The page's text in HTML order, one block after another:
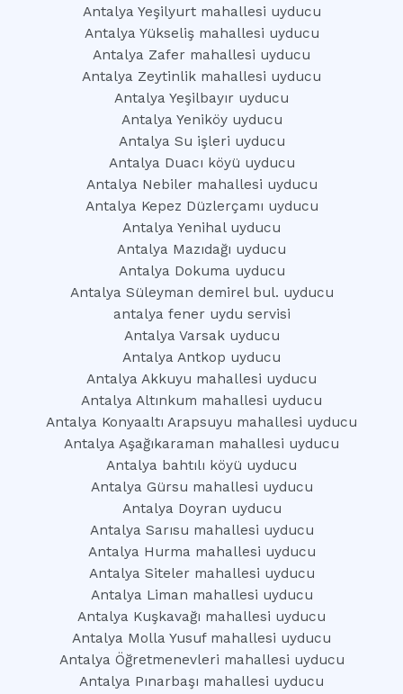
Antalya Yeşilyurt mahallesi uyducu
Antalya Yükseliş mahallesi uyducu
Antalya Zafer mahallesi uyducu
Antalya Zeytinlik mahallesi uyducu
Antalya Yeşilbayır uyducu
Antalya Yeniköy uyducu
Antalya Su işleri uyducu
Antalya Duacı köyü uyducu
Antalya Nebiler mahallesi uyducu
Antalya Kepez Düzlerçamı uyducu
Antalya Yenihal uyducu
Antalya Mazıdağı uyducu
Antalya Dokuma uyducu
Antalya Süleyman demirel bul. uyducu
antalya fener uydu servisi
Antalya Varsak uyducu
Antalya Antkop uyducu
Antalya Akkuyu mahallesi uyducu
Antalya Altınkum mahallesi uyducu
Antalya Konyaaltı Arapsuyu mahallesi uyducu
Antalya Aşağıkaraman mahallesi uyducu
Antalya bahtılı köyü uyducu
Antalya Gürsu mahallesi uyducu
Antalya Doyran uyducu
Antalya Sarısu mahallesi uyducu
Antalya Hurma mahallesi uyducu
Antalya Siteler mahallesi uyducu
Antalya Liman mahallesi uyducu
Antalya Kuşkavağı mahallesi uyducu
Antalya Molla Yusuf mahallesi uyducu
Antalya Öğretmenevleri mahallesi uyducu
Antalya Pınarbaşı mahallesi uyducu